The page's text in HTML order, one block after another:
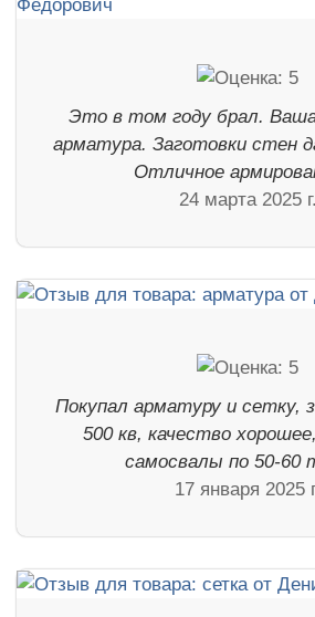
Это в том году брал.
арматура. Заготовки стен
Отличное
24 марта 2025 г.
Покупал арматуру и сетку,
500 кв, качество
самосвалы по 50-60
17 января 2025